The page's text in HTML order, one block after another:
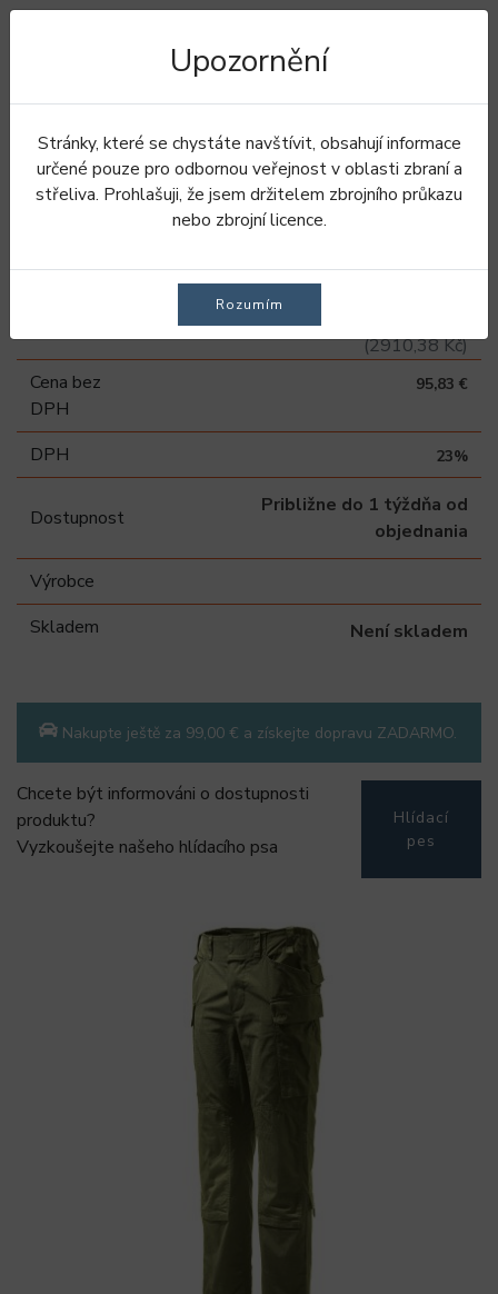
Úvod Oblečení Kalhoty
Pánské kalhoty
Letní kalhoty
BDU Field Kalhoty - Olive Drab
BDU Field Kalhoty - Olive
(2910,38 Kč)
Cena bez
DPH
95,83 €
DPH 23%
Dostupnost
Približne do 1 týždňa od
objednania
Výrobce
Skladem
Není skladem
Nakupte ještě za 99,00 € a získejte dopravu ZADARMO.
Chcete být informováni o dostupnosti
produktu?
Vyzkoušejte našeho hlídacího psa
Hlídací
pes
Upozornění
Stránky, které se chystáte navštívit, obsahují informace
určené pouze pro odbornou veřejnost v oblasti zbraní a
střeliva. Prohlašuji, že jsem držitelem zbrojního průkazu
nebo zbrojní licence.
Rozumím